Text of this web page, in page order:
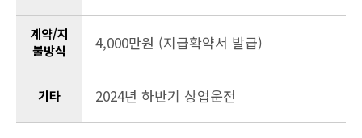
계약/지
불방식
4,000만원 (지급확약서 발급)
기타 2024년 하반기 상업운전